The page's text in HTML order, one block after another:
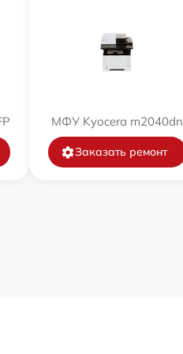
МФУ Kyocera m2040dn
Заказать ремонт